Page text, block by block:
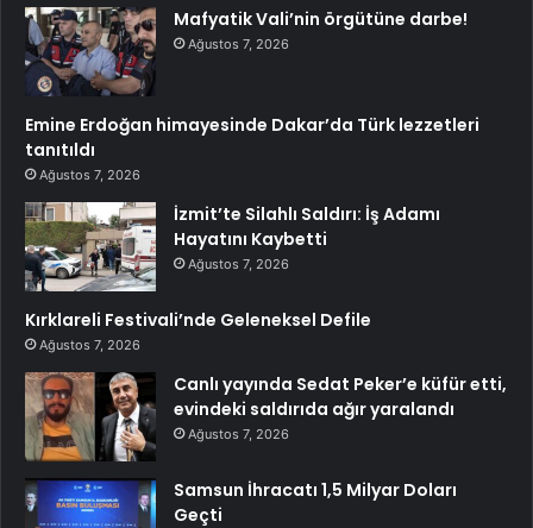
Mafyatik Vali’nin örgütüne darbe!
Ağustos 7, 2026
Emine Erdoğan himayesinde Dakar’da Türk lezzetleri
tanıtıldı
Ağustos 7, 2026
İzmit’te Silahlı Saldırı: İş Adamı
Hayatını Kaybetti
Ağustos 7, 2026
Kırklareli Festivali’nde Geleneksel Defile
Ağustos 7, 2026
Canlı yayında Sedat Peker’e küfür etti,
evindeki saldırıda ağır yaralandı
Ağustos 7, 2026
Samsun İhracatı 1,5 Milyar Doları
Geçti